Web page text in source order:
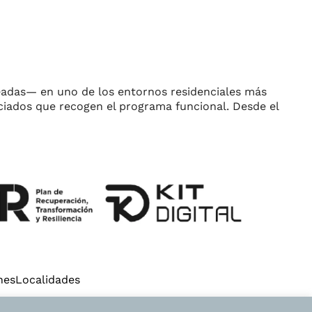
en uno de los entornos residenciales más
que recogen el programa funcional. Desde el
FACEBOOK
Localidades